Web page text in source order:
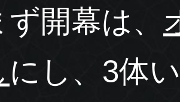
開幕は、
にし、3体